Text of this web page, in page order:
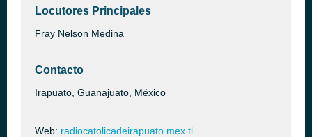
Locutores Principales
Fray Nelson Medina
Contacto
Irapuato, Guanajuato, México
Web: radiocatolicadeirapuato.mex.tl